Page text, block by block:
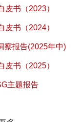
皮书（2023）
皮书（2024）
察报告(2025年中)
皮书（2025）
主题报告